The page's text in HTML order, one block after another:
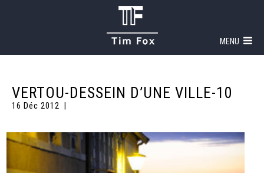
MENU
VERTOU-DESSEIN D’UNE VILLE-10
16 Déc 2012